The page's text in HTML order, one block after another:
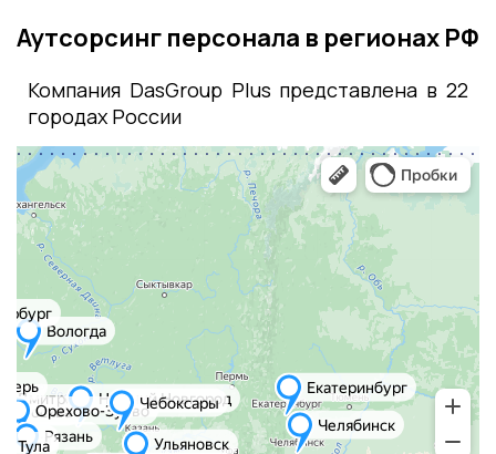
Аутсорсинг персонала в регионах РФ
Компания DasGroup Plus представлена в 22
городах России